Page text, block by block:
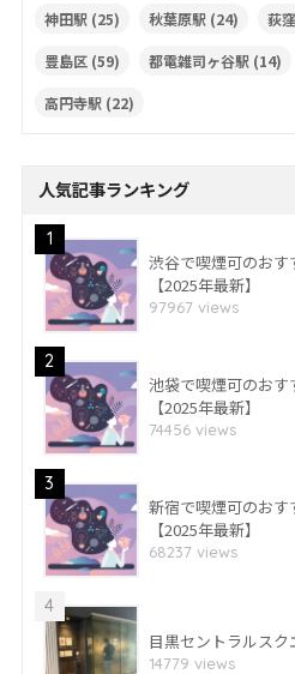
神田駅 (25) 秋葉原駅 (24) 荻
豊島区(59) 都電雑司ヶ谷駅 (14)
高円寺駅 (22)
人気記事ランキング
1
渋谷で喫煙可のお
【2025年最新】
97967 views
2
池袋で喫煙可のお
【2025年最新】
74456 views
3
新宿で喫煙可のお
【2025年最新】
68237 views
4
目黒セントラルスク
14779 views